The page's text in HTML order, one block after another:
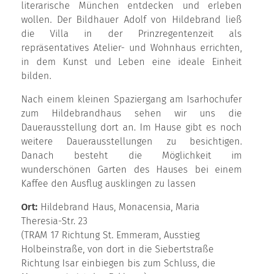
literarische München entdecken und erleben
wollen. Der Bildhauer Adolf von Hildebrand ließ
die Villa in der Prinzregentenzeit als
repräsentatives Atelier- und Wohnhaus errichten,
in dem Kunst und Leben eine ideale Einheit
bilden.
Nach einem kleinen Spaziergang am Isarhochufer
zum Hildebrandhaus sehen wir uns die
Dauerausstellung dort an. Im Hause gibt es noch
weitere Dauerausstellungen zu besichtigen.
Danach besteht die Möglichkeit im
wunderschönen Garten des Hauses bei einem
Kaffee den Ausflug ausklingen zu lassen
Ort: Hildebrand Haus, Monacensia, Maria
Theresia-Str. 23
(TRAM 17 Richtung St. Emmeram, Ausstieg
Holbeinstraße, von dort in die Siebertstraße
Richtung Isar einbiegen bis zum Schluss, die